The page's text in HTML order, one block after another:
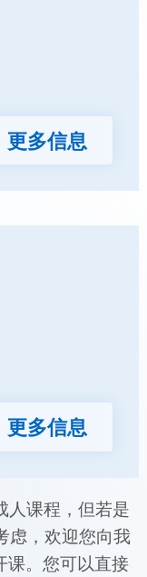
更多信息
更多信息
人课程，但若是
虑，欢迎您向我
课。您可以直接